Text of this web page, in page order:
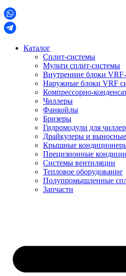
Каталог
Сплит-системы
Мульти сплит-системы
Внутренние блоки
Наружные блоки VRF
Компрессорно-
Чиллеры
Фанкойлы
Бризеры
Гидромодули для
Драйкулеры и
Крышные
Прецизионные
Системы вентиляции
Тепловое оборудование
Полупромышленные
Запчасти